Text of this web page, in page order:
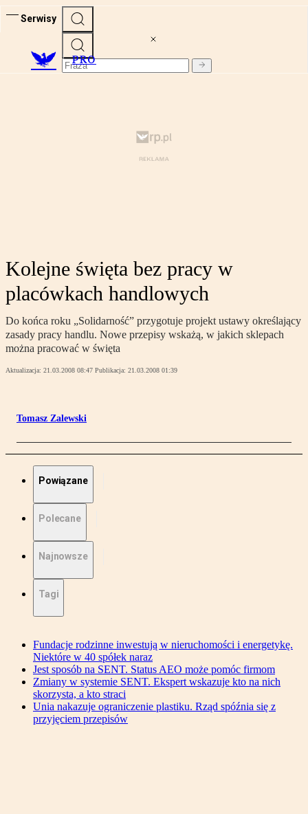
Serwisy
PRO
Kolejne święta bez pracy w
placówkach handlowych
Do końca roku „Solidarność” przygotuje projekt ustawy określający
zasady pracy handlu. Nowe przepisy wskażą, w jakich sklepach
można pracować w święta
Aktualizacja: 21.03.2008 08:47 Publikacja: 21.03.2008 01:39
Tomasz Zalewski
Powiązane
Polecane
Najnowsze
Tagi
Fundacje rodzinne inwestują w nieruchomości i energetykę.
Niektóre w 40 spółek naraz
Jest sposób na SENT. Status AEO może pomóc firmom
Zmiany w systemie SENT. Ekspert wskazuje kto na nich
skorzysta, a kto straci
Unia nakazuje ograniczenie plastiku. Rząd spóźnia się z
przyjęciem przepisów